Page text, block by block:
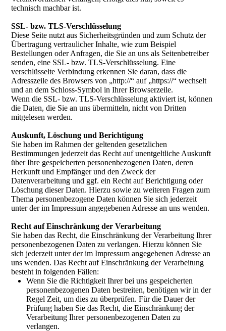
technisch machbar ist.
SSL- bzw. TLS-Verschlüsselung
Diese Seite nutzt aus Sicherheitsgründen und zum Schutz der
Übertragung vertraulicher Inhalte, wie zum Beispiel
Bestellungen oder Anfragen, die Sie an uns als Seitenbetreiber
senden, eine SSL- bzw. TLS-Verschlüsselung. Eine
verschlüsselte Verbindung erkennen Sie daran, dass die
Adresszeile des Browsers von „http://“ auf „https://“ wechselt
und an dem Schloss-Symbol in Ihrer Browserzeile.
Wenn die SSL- bzw. TLS-Verschlüsselung aktiviert ist, können
die Daten, die Sie an uns übermitteln, nicht von Dritten
mitgelesen werden.
Auskunft, Löschung und Berichtigung
Sie haben im Rahmen der geltenden gesetzlichen
Bestimmungen jederzeit das Recht auf unentgeltliche Auskunft
über Ihre gespeicherten personenbezogenen Daten, deren
Herkunft und Empfänger und den Zweck der
Datenverarbeitung und ggf. ein Recht auf Berichtigung oder
Löschung dieser Daten. Hierzu sowie zu weiteren Fragen zum
Thema personenbezogene Daten können Sie sich jederzeit
unter der im Impressum angegebenen Adresse an uns wenden.
Recht auf Einschränkung der Verarbeitung
Sie haben das Recht, die Einschränkung der Verarbeitung Ihrer
personenbezogenen Daten zu verlangen. Hierzu können Sie
sich jederzeit unter der im Impressum angegebenen Adresse an
uns wenden. Das Recht auf Einschränkung der Verarbeitung
besteht in folgenden Fällen:
Wenn Sie die Richtigkeit Ihrer bei uns gespeicherten
personenbezogenen Daten bestreiten, benötigen wir in der
Regel Zeit, um dies zu überprüfen. Für die Dauer der
Prüfung haben Sie das Recht, die Einschränkung der
Verarbeitung Ihrer personenbezogenen Daten zu
verlangen.